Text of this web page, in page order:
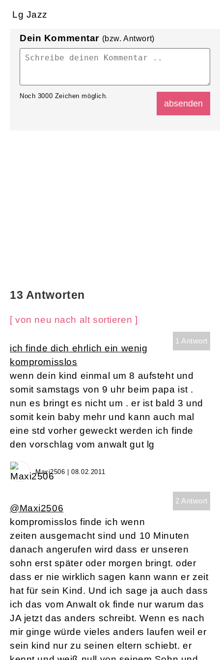
Lg Jazz
Dein Kommentar (bzw. Antwort)
Noch 3000 Zeichen möglich.
13 Antworten
[ von neu nach alt sortieren ]
1 Antwort
ich finde dich ehrlich ein wenig
kompromisslos
wenn dein kind einmal um 8 aufsteht und
somit samstags von 9 uhr beim papa ist .
nun es bringt es nicht um . er ist bald 3 und
somit kein baby mehr und kann auch mal
eine std vorher geweckt werden ich finde
den vorschlag vom anwalt gut lg
Maxi2506 | 08.02.2011
2 Antwort
@Maxi2506
kompromisslos finde ich wenn
zeiten ausgemacht sind und 10 Minuten
danach angerufen wird dass er unseren
sohn erst später oder morgen bringt. oder
dass er nie wirklich sagen kann wann er zeit
hat für sein Kind. Und ich sage ja auch dass
ich das vom Anwalt ok finde nur warum das
JA jetzt das anders schreibt. Wenn es nach
mir ginge würde vieles anders laufen weil er
sein kind nur zu seinen eltern schiebt. er